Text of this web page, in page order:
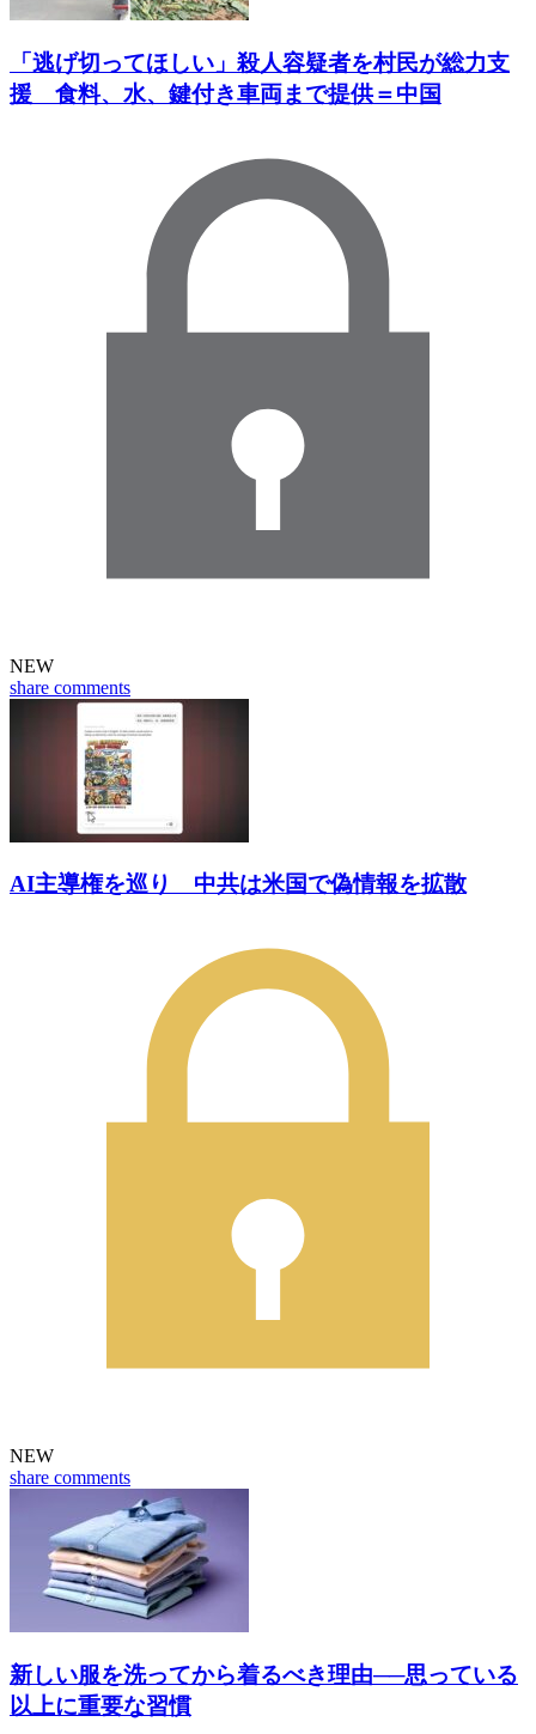
「逃げ切ってほしい」殺人容疑者を村民が総力支
援 食料、水、鍵付き車両まで提供＝中国
NEW
share comments
AI主導権を巡り 中共は米国で偽情報を拡散
NEW
share comments
新しい服を洗ってから着るべき理由──思っている
以上に重要な習慣